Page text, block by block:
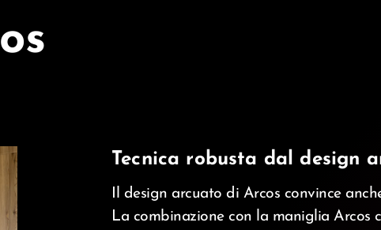
Tecnica robusta dal design
Il design arcuato di Arcos convince
La combinazione con la maniglia Arcos